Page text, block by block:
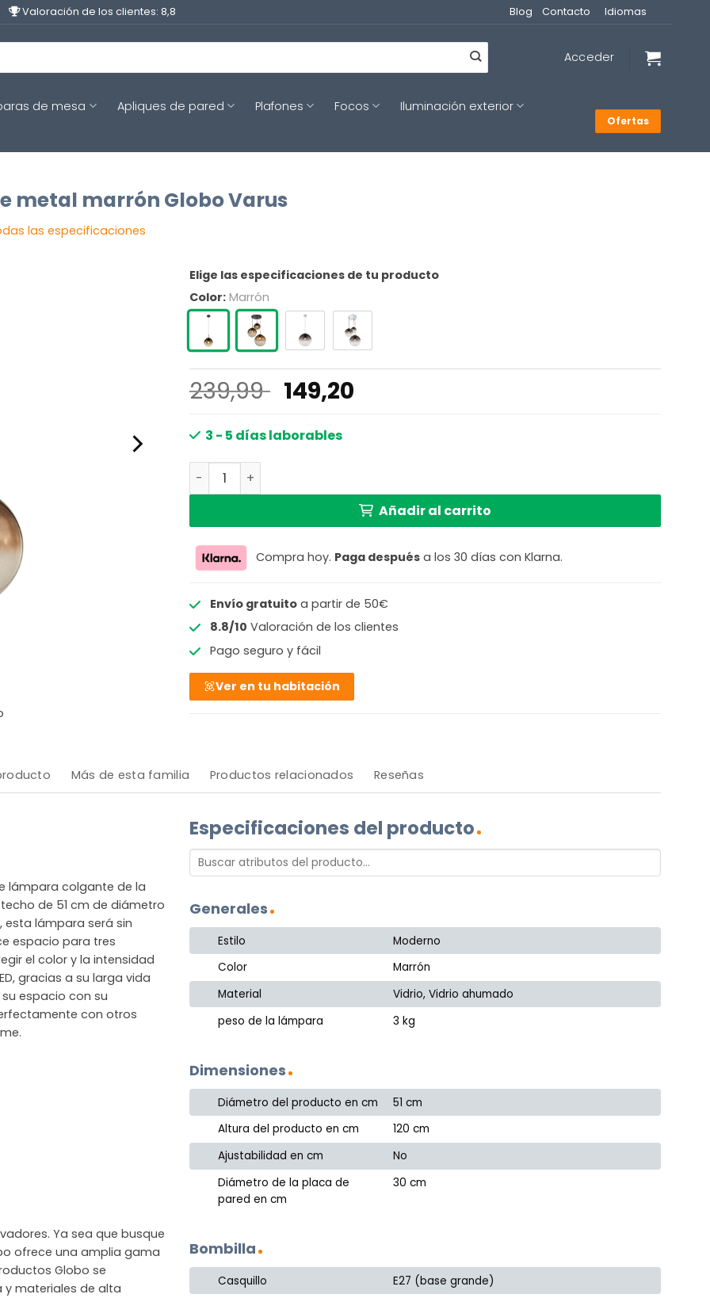
Valoración de los clientes: 8,8 Blog Contacto Idiomas
Acceder
de mesa Apliques de pared Plafones Focos
Iluminación exterior
Ofertas
metal marrón Globo Varus
las especificaciones
Elige las especificaciones de tu producto
Color: Marrón
239,99 El
precio
original
149,20
3 - 5 días laborables
Lámpara colgante moderna de metal marrón Globo Varus cantidad
Añadir al carrito
Compra hoy. Paga después a los 30 días con Klarna.
Envío gratuitoa partir de 50€
8.8/10 Valoración de los clientes
Pago seguro y fácil
Ver en tu habitación
Más de esta familia Productos relacionados Reseñas
lámpara colgante de la
de 51 cm de diámetro
lámpara será sin
espacio para tres
el color y la intensidad
gracias a su larga vida
espacio con su
con otros
Ya sea que busque
ofrece una amplia gama
Globo se
y materiales de alta
Especificaciones del producto
Generales
Estilo
Moderno
Color
Marrón
Material
Vidrio, Vidrio ahumado
peso de la lámpara
3 kg
Dimensiones
Diámetro del producto en cm
51 cm
Altura del producto en cm
120 cm
Ajustabilidad en cm
No
Diámetro de la placa de
pared en cm
30 cm
Bombilla
Casquillo E27 (base grande)